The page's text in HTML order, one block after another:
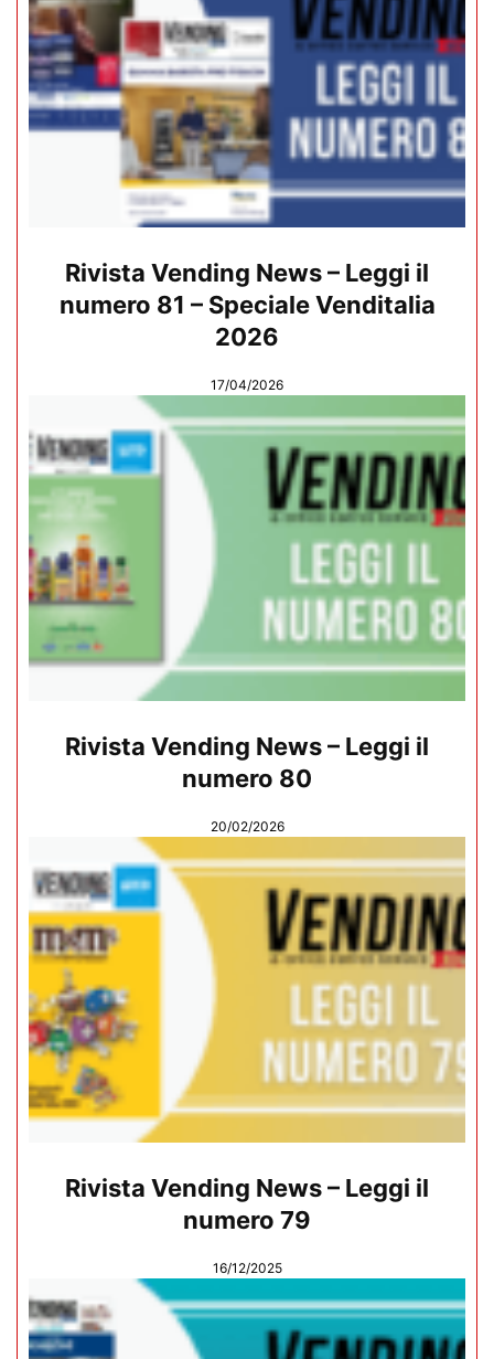
Rivista Vending News – Leggi il
numero 81 – Speciale Venditalia
2026
17/04/2026
Rivista Vending News – Leggi il
numero 80
20/02/2026
Rivista Vending News – Leggi il
numero 79
16/12/2025